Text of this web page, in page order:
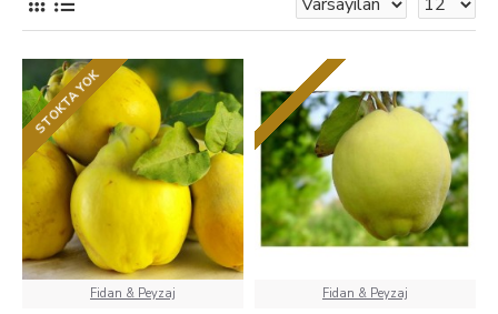
STOKTA YOK
Fidan & Peyzaj Fidan & Peyzaj